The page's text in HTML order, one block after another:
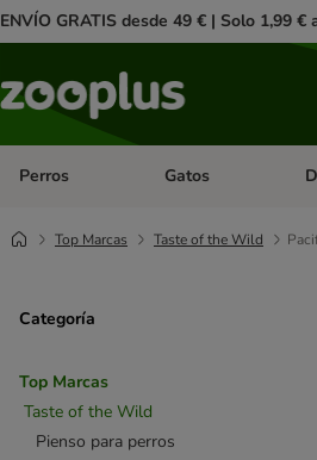
ENVÍO GRATIS desde 49 € | Solo 1,99 €
Perros Menú de categoria
Gatos
Top Marcas Taste of the Wild
Categoría
Top Marcas
Taste of the Wild
Pienso para perros